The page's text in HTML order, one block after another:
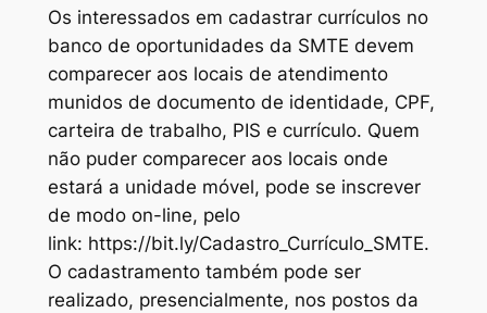
Os interessados em cadastrar currículos no
banco de oportunidades da SMTE devem
comparecer aos locais de atendimento
munidos de documento de identidade, CPF,
carteira de trabalho, PIS e currículo. Quem
não puder comparecer aos locais onde
estará a unidade móvel, pode se inscrever
de modo on-line, pelo
link: https://bit.ly/Cadastro_Currículo_SMTE.
O cadastramento também pode ser
realizado, presencialmente, nos postos da